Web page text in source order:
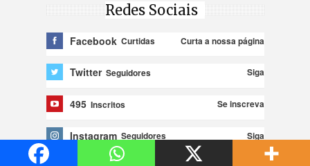
Redes Sociais
Facebook Curtidas Curta a nossa página
Twitter Seguidores Siga
495 Inscritos Se inscreva
Instagram Seguidores Siga